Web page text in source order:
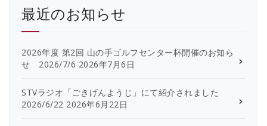
最近のお知らせ
2026年度 第2回 山の手ゴルフセンター杯開催のお知ら
せ 2026/7/6 2026年7月6日
STVラジオ「ごきげんようじ」にて紹介されました
2026/6/22 2026年6月22日